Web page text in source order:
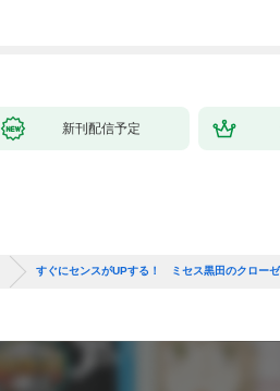
新刊配信予定
すぐにセンスがUPする！ ミセス黒田のクロー